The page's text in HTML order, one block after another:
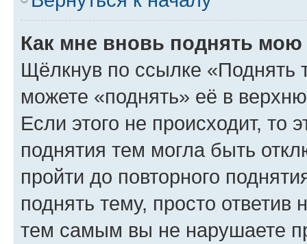
Как мне вновь поднять мою
Щёлкнув по ссылке «Поднять
можете «поднять» её в
Если этого не происходит, то
поднятия тем могла быть
пройти до повторного
поднять тему, просто ответив
тем самым вы не нарушаете